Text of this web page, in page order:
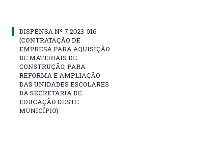
DISPENSA Nº 7.2023-016
(CONTRATAÇÃO DE
EMPRESA PARA AQUISIÇÃO
DE MATERIAIS DE
CONSTRUÇÃO, PARA
REFORMA E AMPLIAÇÃO
DAS UNIDADES ESCOLARES
DA SECRETARIA DE
EDUCAÇÃO DESTE
MUNICÍPIO)